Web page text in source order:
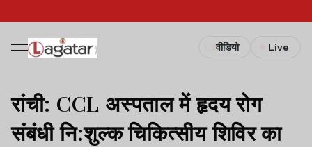
वीडियो Live
रांची: CCL अस्पताल में हृदय रोग
संबंधी नि:शुल्क चिकित्सीय शिविर का